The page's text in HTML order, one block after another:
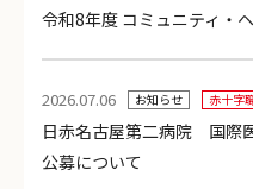
令和8年度 コミュニティ・
2026.07.06 お知らせ 赤十字
日赤名古屋第二病院 国際
公募について